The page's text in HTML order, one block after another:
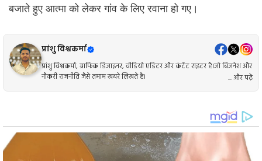
बजाते हुए आत्मा को लेकर गांव के लिए रवाना हो गए।
प्रांशु विश्वकर्मा
प्रांशु विश्वकर्मा, ग्राफिक डिजाइनर, वीडियो एडिटर और कंटेंट राइटर है।जो बिजनेश और
नौकरी राजनीति जैसे तमाम खबरे लिखते है।
... और पढ़ें